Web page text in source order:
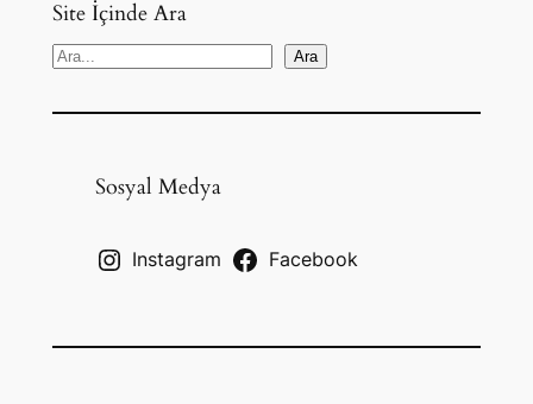
Site İçinde Ara
S
a
Ara
Sosyal Medya
Instagram Facebook